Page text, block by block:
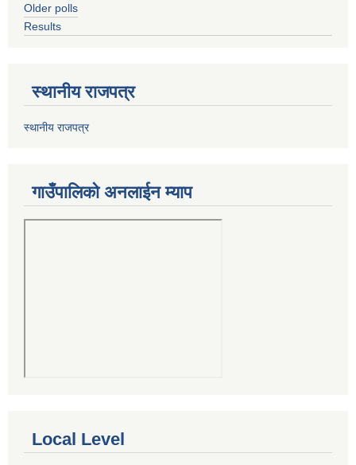
Older polls
Results
स्थानीय राजपत्र
स्थानीय राजपत्र
गाउँपालिको अनलाईन म्याप
Local Level